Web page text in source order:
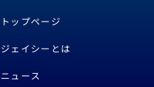
トップページ
ジェイシーとは
ニュース